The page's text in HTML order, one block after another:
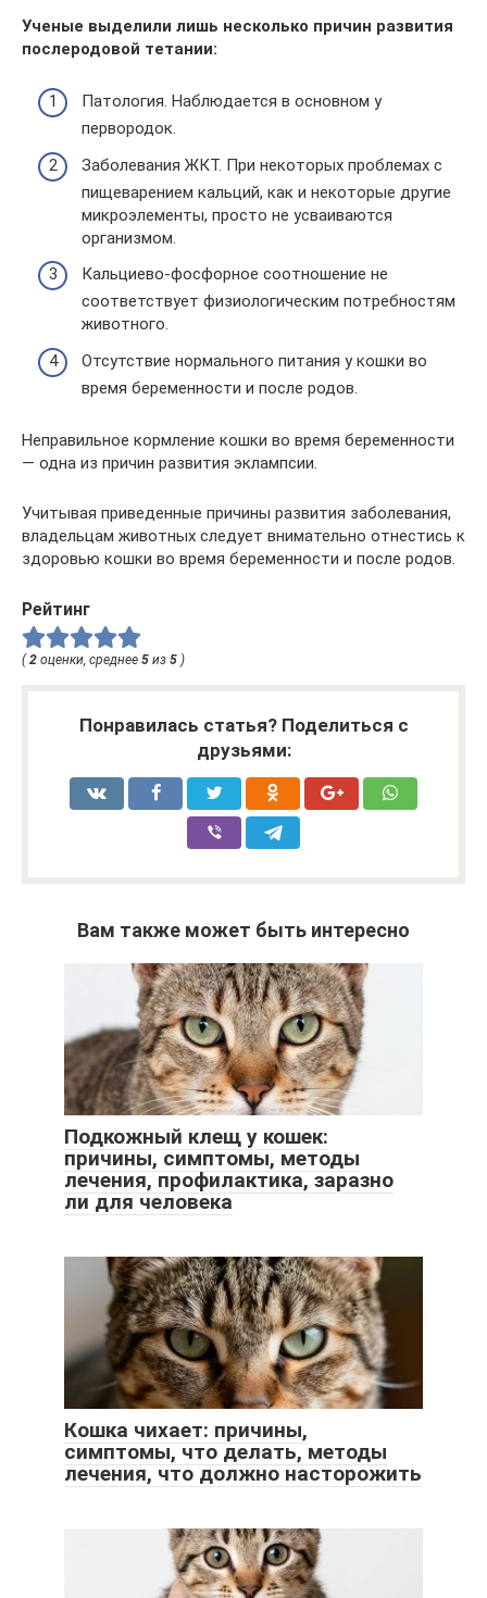
Ученые выделили лишь несколько причин развития
послеродовой тетании:
Патология. Наблюдается в основном у
первородок.
Заболевания ЖКТ. При некоторых проблемах с
пищеварением кальций, как и некоторые другие
микроэлементы, просто не усваиваются
организмом.
Кальциево-фосфорное соотношение не
соответствует физиологическим потребностям
животного.
Отсутствие нормального питания у кошки во
время беременности и после родов.
Неправильное кормление кошки во время беременности
— одна из причин развития эклампсии.
Учитывая приведенные причины развития заболевания,
владельцам животных следует внимательно отнестись к
здоровью кошки во время беременности и после родов.
Рейтинг
( 2 оценки, среднее 5 из 5 )
Понравилась статья? Поделиться с
друзьями:
Вам также может быть интересно
Подкожный клещ у кошек:
причины, симптомы, методы
лечения, профилактика, заразно
ли для человека
Кошка чихает: причины,
симптомы, что делать, методы
лечения, что должно насторожить